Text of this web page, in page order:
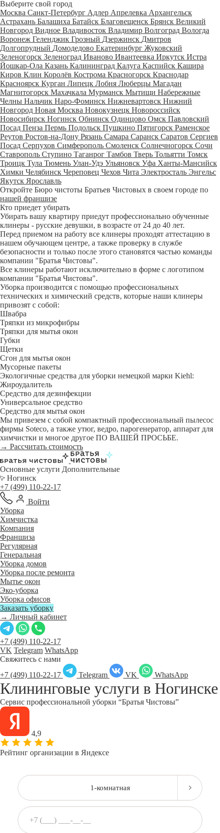
Выберите свой город
Москва Санкт-Петербург Адлер Апрелевка Архангельск
Астрахань Балашиха Батайск Благовещенск Брянск Великий
Новгород Видное Владивосток Владимир Волгоград Вологда
Воронеж Геленджик Грозный Дзержинск Дмитров
Долгопрудный Домодедово Екатеринбург Жуковский
Зеленогорск Зеленоград Иваново Ивантеевка Иркутск Истра
Йошкар-Ола Казань Калининград Калуга Каспийск Кашира
Киров Клин Королёв Кострома Красногорск Краснодар
Красноярск Курган Липецк Лобня Люберцы Магадан
Магнитогорск Махачкала Мурманск Мытищи Набережные
Челны Нальчик Наро-Фоминск Нижневартовск Нижний
Новгород Новая Москва Новокузнецк Новороссийск
Новосибирск Ногинск Обнинск Одинцово Омск Павловский
Посад Пенза Пермь Подольск Пушкино Пятигорск Раменское
Реутов Ростов-на-Дону Рязань Самара Саранск Саратов Сергиев
Посад Серпухов Симферополь Смоленск Солнечногорск Сочи
Ставрополь Ступино Таганрог Тамбов Тверь Тольятти Томск
Троицк Тула Тюмень Улан-Удэ Ульяновск Уфа Ханты-Мансийск
Химки Челябинск Череповец Чехов Чита Электросталь Энгельс
Якутск Ярославль
Откройте Бюро чистоты Братьев Чистовых в своем городе по
нашей франшизе
Кто приедет убирать
Убирать вашу квартиру приедут профессионально обученные
клинеры - русские девушки, в возрасте от 24 до 40 лет.
Перед приемом на работу все клинеры проходят аттестацию в
нашем обучающем центре, а также проверку в службе
безопасности и только после этого становятся частью команды
компании "Братья Чистовы".
Все клинеры работают исключительно в форме с логотипом
компании "Братья Чистовы".
Уборка производится с помощью профессиональных
технических и химический средств, которые наши клинеры
привозят с собой:
Швабра
Тряпки из микрофибры
Тряпки для мытья окон
Губки
Щетки
Сгон для мытья окон
Мусорные пакеты
Экологичные средства для уборки немецкой марки Kiehl:
Жироудалитель
Средство для дезинфекции
Универсальное средство
Средство для мытья окон
Мы привезем с собой компактный профессиональный пылесос
фирмы Soteco, а также утюг, ведро, парогенератор, аппарат для
химчистки и многое другое ПО ВАШЕЙ ПРОСЬБЕ.
→ Рассчитать стоимость
Основные услуги Дополнительные
Ногинск
+7 (499) 110-22-17
Войти
Уборка
Химчистка
Компания
Франшиза
Регулярная
Генеральная
Уборка домов
Уборка после ремонта
Мытье окон
Эко-уборка
Уборка офисов
Заказать уборку
→ Личный кабинет
+7 (499) 110-22-17
VK Telegram WhatsApp
Свяжитесь с нами
+7 (499) 110-22-17
Telegram VK WhatsApp
Клининговые услуги в Ногинске
Сервис профессиональной уборки “Братья Чистовы”
4,9
Рейтинг организации в Яндексе
1-комнатная